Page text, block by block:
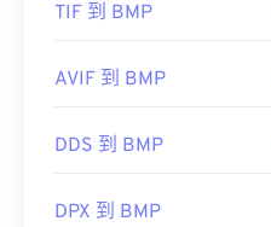
TIF 到 BMP
AVIF 到 BMP
DDS 到 BMP
DPX 到 BMP